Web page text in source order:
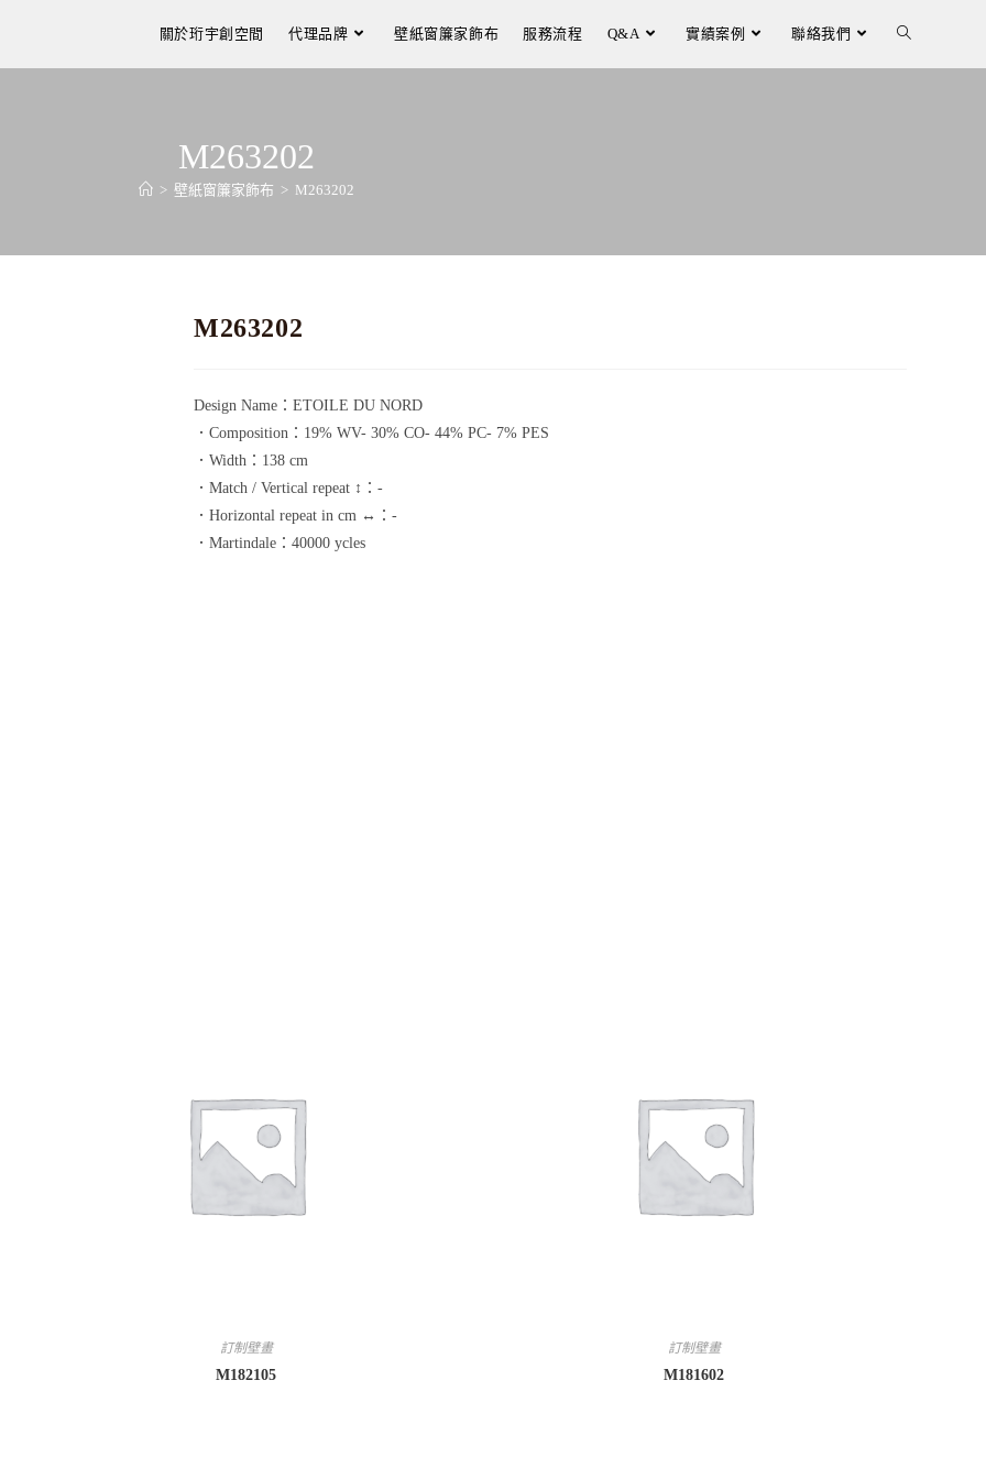
關於珩宇創空間 代理品牌 壁紙窗簾家飾布 服務流程 Q&A 實績案例 聯絡我們
M263202
> 壁紙窗簾家飾布 > M263202
M263202
Design Name：ETOILE DU NORD
．Composition：19% WV- 30% CO- 44% PC- 7% PES
．Width：138 cm
．Match / Vertical repeat ↕：-
．Horizontal repeat in cm ↔：-
．Martindale：40000 ycles
訂制壁畫
M182105
訂制壁畫
M181602